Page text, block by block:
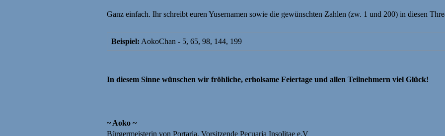
Ganz einfach. Ihr schreibt euren Yusernamen sowie die gewünschten Zahlen (zw. 1 und 200) in diesen
Beispiel: AokoChan - 5, 65, 98, 144, 199
In diesem Sinne wünschen wir fröhliche, erholsame Feiertage und allen Teilnehmern viel Glück!
~ Aoko ~
Bürgermeisterin von Portaria, Vorsitzende Pecuaria Insolitae e.V